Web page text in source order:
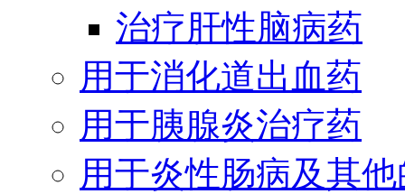
治疗肝性脑病药
用于消化道出血药
用于胰腺炎治疗药
用于炎性肠病及其